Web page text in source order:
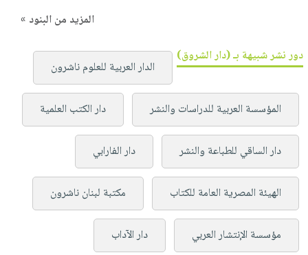
المزيد من البنود »
دور نشر شبيهة بـ (دار الشروق)
الدار العربية للعلوم ناشرون
المؤسسة العربية للدراسات والنشر دار الكتب العلمية
دار الساقي للطباعة والنشر دار الفارابي
الهيئة المصرية العامة للكتاب مكتبة لبنان ناشرون
مؤسسة الإنتشار العربي دار الآداب